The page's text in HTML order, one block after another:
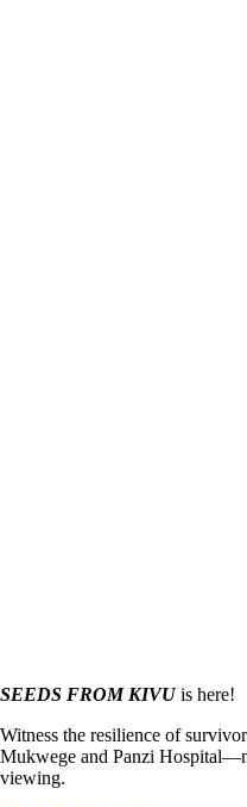
SEEDS FROM KIVUis here!
Witness the resilience of
Mukwege and Panzi
viewing.